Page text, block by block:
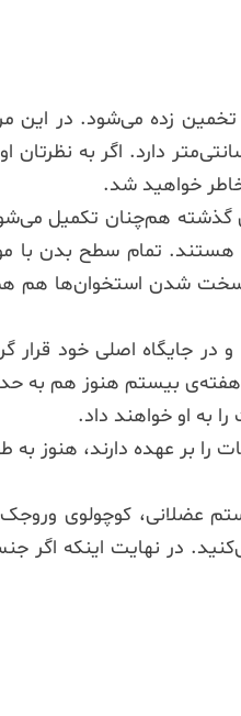
تخمین زده می‌شود. در
یک موز رسیده و خوشمزه شده، وزنی برابر با 317 الی 320 گرم و قدی
خواهید شد.
گذشته هم‌چنان تکمیل
تمام سطح بدن با
شدن استخوان‌ها هم
جایگاه اصلی خود قرار
بیستم هنوز هم به
به او خواهند داد.
بر عهده دارند، هنوز به
عضلانی، کوچولوی وروجک
می‌کنید. در نهایت اینکه